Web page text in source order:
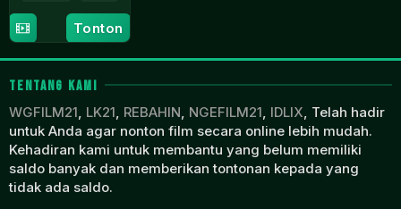
8
Mar
2023
Ilyssa
Goodman
Tonton
TENTANG KAMI
WGFILM21, LK21, REBAHIN, NGEFILM21, IDLIX, Telah hadir
untuk Anda agar nonton film secara online lebih mudah.
Kehadiran kami untuk membantu yang belum memiliki
saldo banyak dan memberikan tontonan kepada yang
tidak ada saldo.